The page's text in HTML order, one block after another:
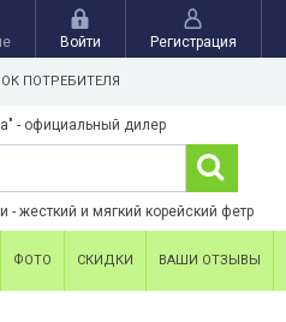
Войти Регистрация
ПОТРЕБИТЕЛЯ
- официальный дилер
- жесткий и мягкий корейский фетр
ФОТО СКИДКИ ВАШИ ОТЗЫВЫ